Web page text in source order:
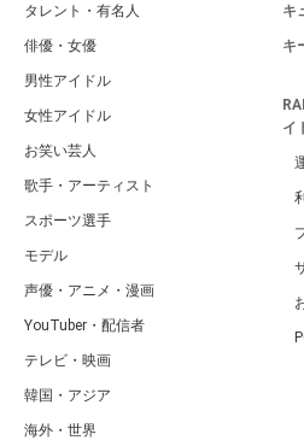
タレント・有名人
俳優・女優
男性アイドル
女性アイドル
お笑い芸人
歌手・アーティスト
スポーツ選手
モデル
声優・アニメ・漫画
YouTuber・配信者
テレビ・映画
韓国・アジア
海外・世界
キ
キ
イ